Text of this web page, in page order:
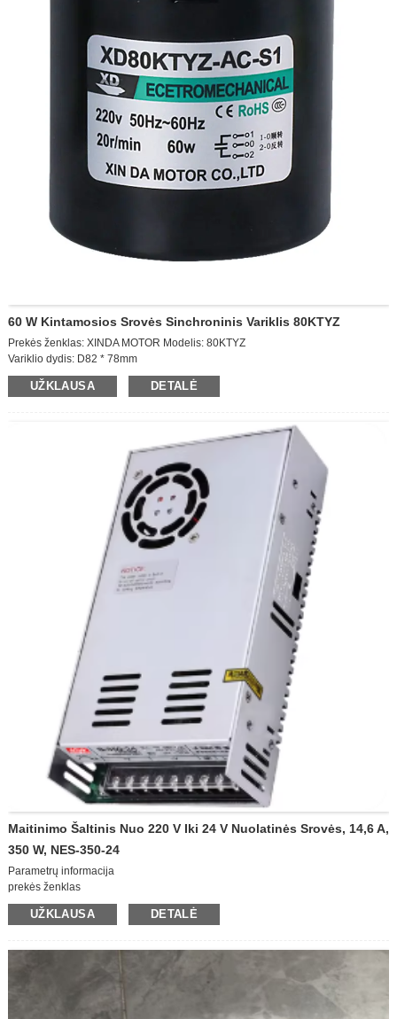
60 W Kintamosios Srovės Sinchroninis Variklis 80KTYZ
Prekės ženklas: XINDA MOTOR Modelis: 80KTYZ
Variklio dydis: D82 * 78mm
Išėjimo greitis: 10 aps./min.
Balsavimo galia: AC220V
Pakuotė: 30 vnt./kartonas
Išeinantis velenas: ekscentrinis (tik)
Izoliacijos klasė: E klasė
UŽKLAUSA DETALĖ
Maitinimo Šaltinis Nuo 220 V Iki 24 V Nuolatinės Srovės, 14,6 A,
350 W, NES-350-24
Parametrų informacija
prekės ženklas
MEAN WELL / Gerai nusiteikęs
modelisUŽKLAUSA DETALĖ